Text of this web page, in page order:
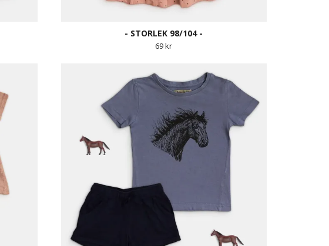
- STORLEK 98/104 -
69 kr